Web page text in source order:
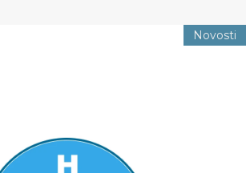
Novosti